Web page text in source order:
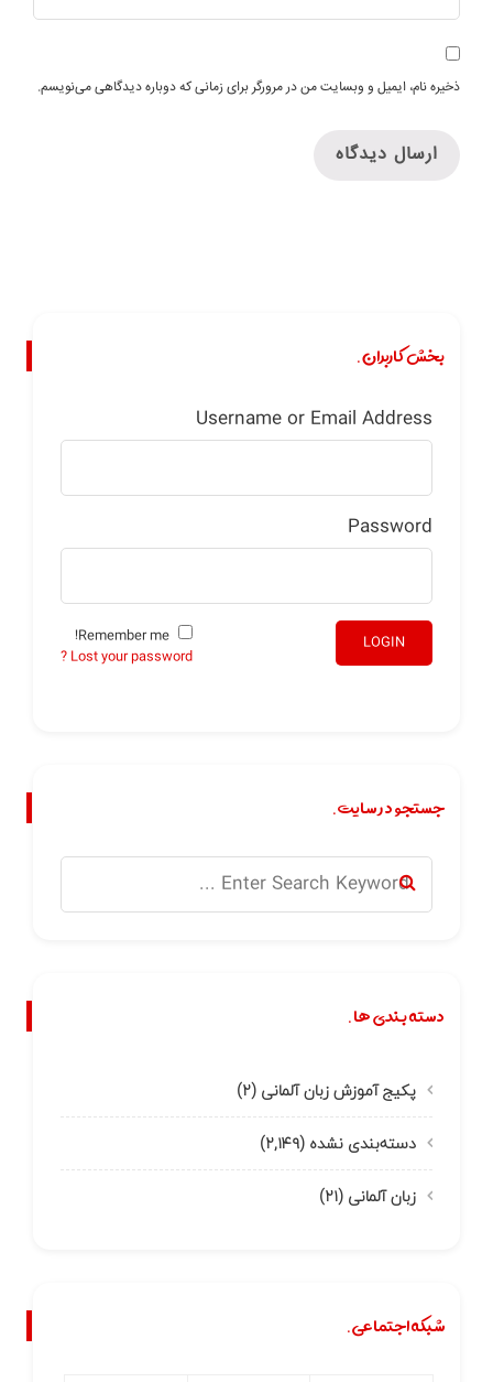
ذخیره نام، ایمیل و وبسایت من در مرورگر برای زمانی که دوباره دیدگاهی می‌نویسم.
بخش کاربران.
Username or Email Address
Password
LOGIN
Lost your password ?
جستجو در سایت.
دسته بندی ها.
پکیج آموزش زبان آلمانی (۲)
دسته‌بندی نشده (۲,۱۴۹)
زبان آلمانی (۲۱)
شبکه اجتماعی.